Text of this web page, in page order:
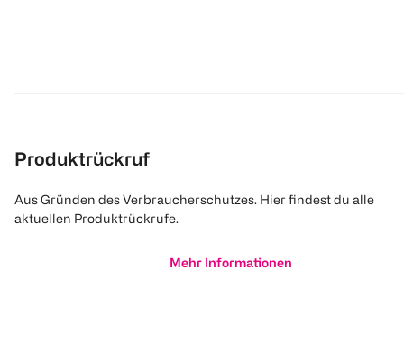
Produktrückruf
Aus Gründen des Verbraucherschutzes. Hier findest du alle
aktuellen Produktrückrufe.
Mehr Informationen